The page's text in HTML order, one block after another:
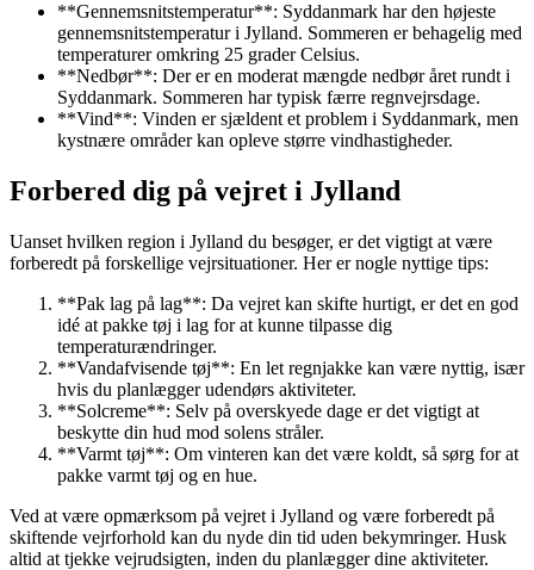
**Gennemsnitstemperatur**: Syddanmark har den højeste
gennemsnitstemperatur i Jylland. Sommeren er behagelig med
temperaturer omkring 25 grader Celsius.
**Nedbør**: Der er en moderat mængde nedbør året rundt i
Syddanmark. Sommeren har typisk færre regnvejrsdage.
**Vind**: Vinden er sjældent et problem i Syddanmark, men
kystnære områder kan opleve større vindhastigheder.
Forbered dig på vejret i Jylland
Uanset hvilken region i Jylland du besøger, er det vigtigt at være
forberedt på forskellige vejrsituationer. Her er nogle nyttige tips:
**Pak lag på lag**: Da vejret kan skifte hurtigt, er det en god
idé at pakke tøj i lag for at kunne tilpasse dig
temperaturændringer.
**Vandafvisende tøj**: En let regnjakke kan være nyttig, især
hvis du planlægger udendørs aktiviteter.
**Solcreme**: Selv på overskyede dage er det vigtigt at
beskytte din hud mod solens stråler.
**Varmt tøj**: Om vinteren kan det være koldt, så sørg for at
pakke varmt tøj og en hue.
Ved at være opmærksom på vejret i Jylland og være forberedt på
skiftende vejrforhold kan du nyde din tid uden bekymringer. Husk
altid at tjekke vejrudsigten, inden du planlægger dine aktiviteter.